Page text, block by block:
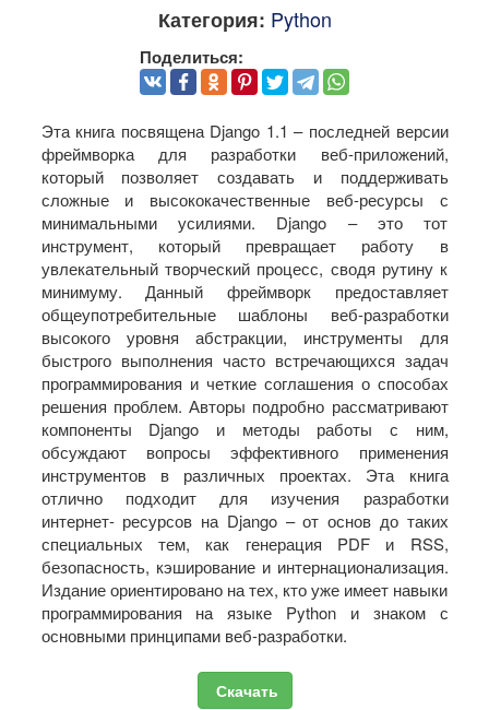
Категория: Python
Поделиться:
Эта книга посвящена Django 1.1 – последней версии
фреймворка для разработки веб-приложений,
который позволяет создавать и поддерживать
сложные и высококачественные веб-ресурсы с
минимальными усилиями. Django – это тот
инструмент, который превращает работу в
увлекательный творческий процесс, сводя рутину к
минимуму. Данный фреймворк предоставляет
общеупотребительные шаблоны веб-разработки
высокого уровня абстракции, инструменты для
быстрого выполнения часто встречающихся задач
программирования и четкие соглашения о способах
решения проблем. Авторы подробно рассматривают
компоненты Django и методы работы с ним,
обсуждают вопросы эффективного применения
инструментов в различных проектах. Эта книга
отлично подходит для изучения разработки
интернет- ресурсов на Django – от основ до таких
специальных тем, как генерация PDF и RSS,
безопасность, кэширование и интернационализация.
Издание ориентировано на тех, кто уже имеет навыки
программирования на языке Python и знаком с
основными принципами веб-разработки.
Скачать